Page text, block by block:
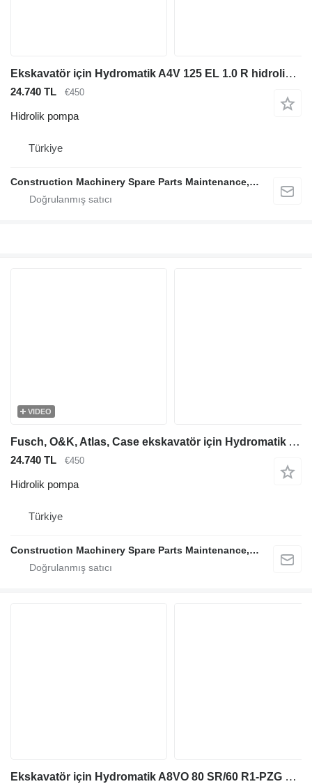
Ekskavatör için Hydromatik A4V 125 EL 1.0 R hidrolik pompa
24.740 TL €450
Hidrolik pompa
Türkiye
Construction Machinery Spare Parts Maintenance, Repair and Sales Company
VIDEO
Fusch, O&K, Atlas, Case ekskavatör için Hydromatik A 8 V 80 S.R hidrolik pompa
24.740 TL €450
Hidrolik pompa
Türkiye
Construction Machinery Spare Parts Maintenance, Repair and Sales Company
Ekskavatör için Hydromatik A8VO 80 SR/60 R1-PZG 05 F48 hidrolik pompa